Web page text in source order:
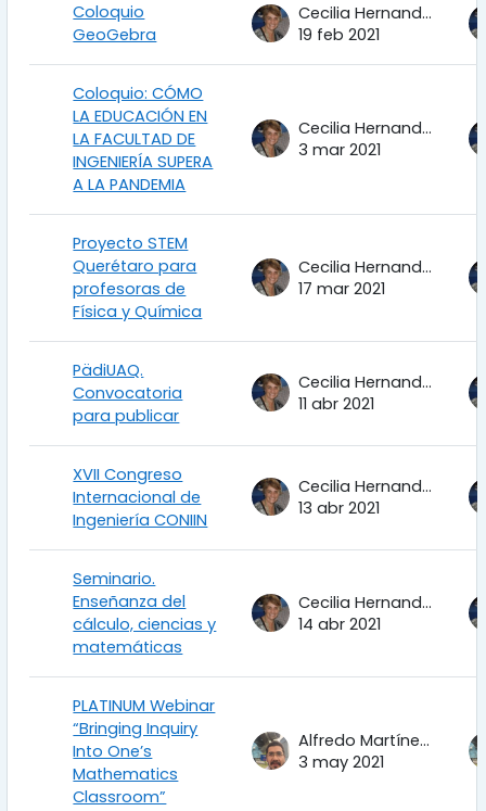
Coloquio
GeoGebra
Cecilia Hernandez Garciadiego
19 feb 2021
Coloquio: CÓMO
LA EDUCACIÓN EN
LA FACULTAD DE
INGENIERÍA SUPERA
A LA PANDEMIA
Cecilia Hernandez Garciadiego
3 mar 2021
Proyecto STEM
Querétaro para
profesoras de
Física y Química
Cecilia Hernandez Garciadiego
17 mar 2021
PädiUAQ.
Convocatoria
para publicar
Cecilia Hernandez Garciadiego
11 abr 2021
XVII Congreso
Internacional de
Ingeniería CONIIN
Cecilia Hernandez Garciadiego
13 abr 2021
Seminario.
Enseñanza del
cálculo, ciencias y
matemáticas
Cecilia Hernandez Garciadiego
14 abr 2021
PLATINUM Webinar
“Bringing Inquiry
Into One’s
Mathematics
Classroom”
Alfredo Martínez Uribe
3 may 2021